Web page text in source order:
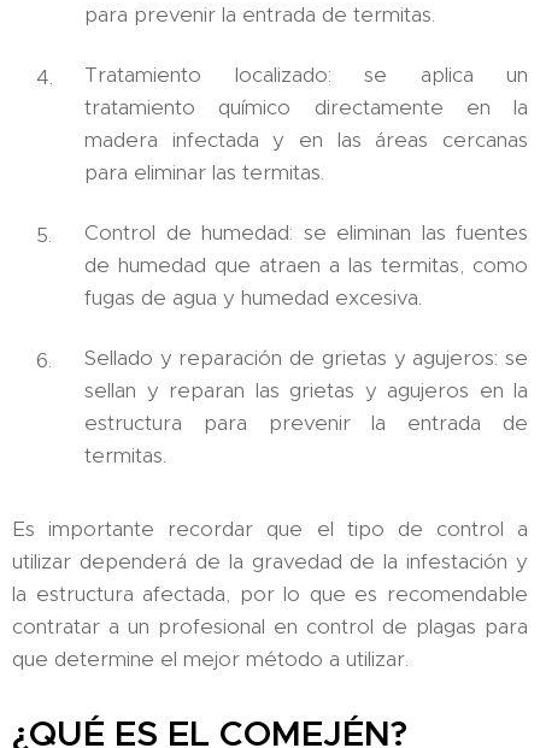
para prevenir la entrada de termitas.
Tratamiento localizado: se aplica un
tratamiento químico directamente en la
madera infectada y en las áreas cercanas
para eliminar las termitas.
Control de humedad: se eliminan las fuentes
de humedad que atraen a las termitas, como
fugas de agua y humedad excesiva.
Sellado y reparación de grietas y agujeros: se
sellan y reparan las grietas y agujeros en la
estructura para prevenir la entrada de
termitas.
Es importante recordar que el tipo de control a
utilizar dependerá de la gravedad de la infestación y
la estructura afectada, por lo que es recomendable
contratar a un profesional en control de plagas para
que determine el mejor método a utilizar.
¿QUÉ ES EL COMEJÉN?